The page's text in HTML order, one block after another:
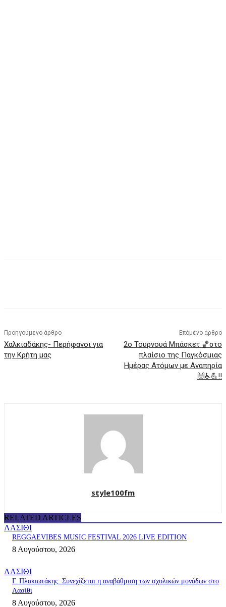
Προηγούμενο άρθρο
Χαλκιαδάκης- Περήφανοι για
την Κρήτη μας
Επόμενο άρθρο
2ο Τουρνουά Μπάσκετ 🏀στο
πλαίσιο της Παγκόσμιας
Ημέρας Ατόμων με Αναπηρία
🙌♿💪!!
style100fm
RELATED ARTICLES
ΛΑΣΙΘΙ
REGGAEVIBES MUSIC FESTIVAL 2026 LIVE EDITION
8 Αυγούστου, 2026
ΛΑΣΙΘΙ
Γ. Πλακιωτάκης: Συνεχίζεται η αναβάθμιση των σχολικών μονάδων στο
Λασίθι
8 Αυγούστου, 2026